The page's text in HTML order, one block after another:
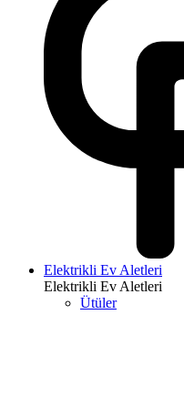
Elektrikli Ev Aletleri
Elektrikli Ev Aletleri
Ütüler